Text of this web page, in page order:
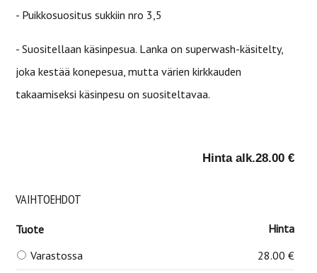
- Puikkosuositus sukkiin nro 3,5
- Suositellaan käsinpesua. Lanka on superwash-käsitelty,
joka kestää konepesua, mutta värien kirkkauden
takaamiseksi käsinpesu on suositeltavaa.
Hinta alk.28.00 €
VAIHTOEHDOT
Tuote
Hinta
Varastossa
28.00 €